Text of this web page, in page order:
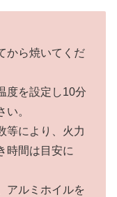
から焼いてくだ
度を設定し10分
。
等により、火力
時間は目安に
アルミホイルを